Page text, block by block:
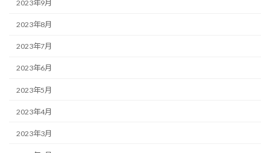
2023年9月
2023年8月
2023年7月
2023年6月
2023年5月
2023年4月
2023年3月